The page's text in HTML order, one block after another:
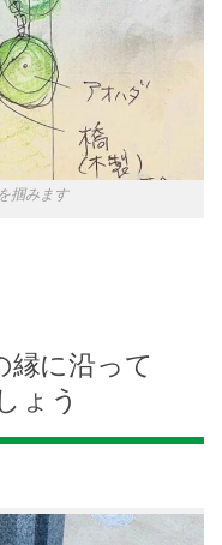
掴みます
縁に沿って
ょう